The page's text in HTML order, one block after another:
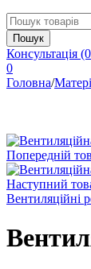
Консультація
0
Головна/
Попередній
Наступний
Вентиляційні